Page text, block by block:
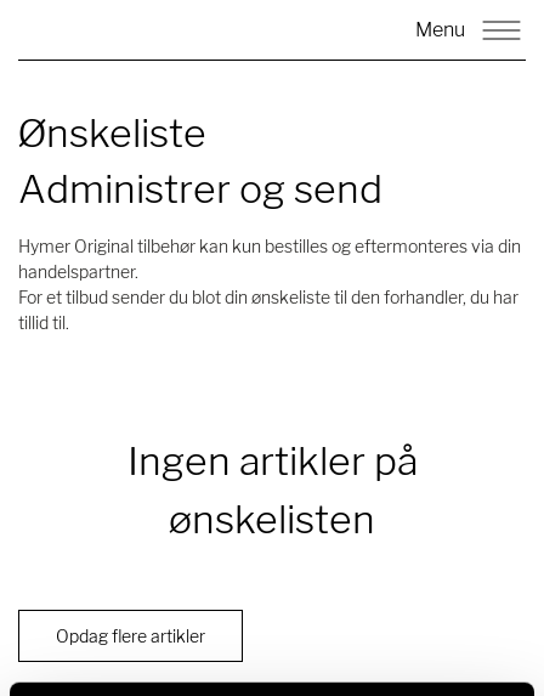
Menu
Ønskeliste
Administrer og send
Hymer Original tilbehør kan kun bestilles og eftermonteres via din
handelspartner.
For et tilbud sender du blot din ønskeliste til den forhandler, du har
tillid til.
Ingen artikler på
ønskelisten
Opdag flere artikler